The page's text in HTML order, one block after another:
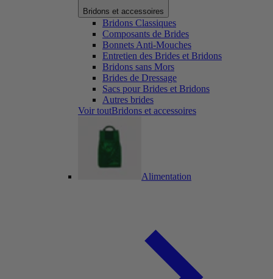
Bridons et accessoires
Bridons Classiques
Composants de Brides
Bonnets Anti-Mouches
Entretien des Brides et Bridons
Bridons sans Mors
Brides de Dressage
Sacs pour Brides et Bridons
Autres brides
Voir toutBridons et accessoires
Alimentation